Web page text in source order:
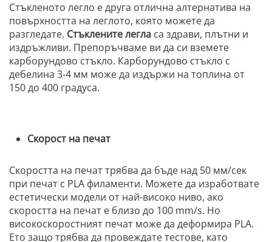
Стъкленото легло е друга отлична алтернатива на
повърхността на леглото, която можете да
разгледате. Стъклените легла са здрави, плътни и
издръжливи. Препоръчваме ви да си вземете
карборундово стъкло. Карборундово стъкло с
дебелина 3-4 мм може да издържи на топлина от
150 до 400 градуса.
Скорост на печат
Скоростта на печат трябва да бъде над 50 мм/сек
при печат с PLA филаменти. Можете да изработвате
естетически модели от най-високо ниво, ако
скоростта на печат е близо до 100 mm/s. Но
високоскоростният печат може да деформира PLA.
Ето защо трябва да провеждате тестове, като